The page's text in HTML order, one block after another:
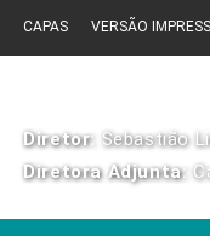
CAPAS VERSÃO
Diretor: Sebastião
Diretora Adjunta: